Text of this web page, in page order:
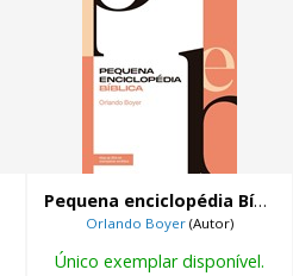
Pequena enciclopédia Bíblica
Orlando Boyer (Autor)
Único exemplar disponível.